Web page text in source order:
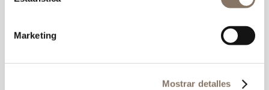
Marketing
Mostrar detalles